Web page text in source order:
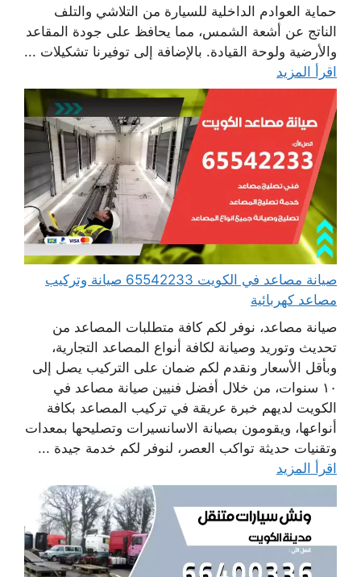
حماية العوادم الداخلية للسيارة من التلاشي والتلف
الناتج عن أشعة الشمس، مما يحافظ على جودة المقاعد
والأرضية ولوحة القيادة. بالإضافة إلى توفيرنا تشكيلات ...
اقرأ المزيد
صيانة مصاعد في الكويت 65542233 صيانة وتركيب
مصاعد كهربائية
صيانة مصاعد، نوفر لكم كافة متطلبات المصاعد من
تحديث وتوريد وصيانة لكافة أنواع المصاعد التجارية،
وبأقل الأسعار ونقدم لكم ضمان على التركيب يصل إلى
١٠ سنوات، من خلال أفضل فنيين صيانة مصاعد في
الكويت لديهم خبرة عريقة في تركيب المصاعد بكافة
أنواعها، ويقومون بصيانة الاسانسيرات وتصليحها بمعدات
وتقنيات حديثة تواكب العصر، لنوفر لكم خدمة جيدة ...
اقرأ المزيد